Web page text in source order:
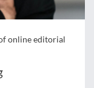
online editorial